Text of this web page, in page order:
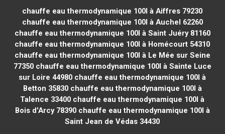
chauffe eau thermodynamique 100l à Aiffres 79230
chauffe eau thermodynamique 100l à Auchel 62260
chauffe eau thermodynamique 100l à Saint Juéry 81160
chauffe eau thermodynamique 100l à Homécourt 54310
chauffe eau thermodynamique 100l à Le Mée sur Seine
77350chauffe eau thermodynamique 100l à Sainte Luce
sur Loire 44980 chauffe eau thermodynamique 100l à
Betton 35830chauffe eau thermodynamique 100l à
Talence 33400 chauffe eau thermodynamique 100l à
Bois d'Arcy 78390chauffe eau thermodynamique 100l à
Saint Jean de Védas 34430